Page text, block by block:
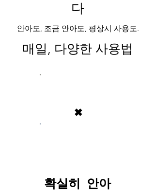
다
안아도, 조금 안아도, 평상시 사용도.
매일, 다양한 사용법
×
확실히 안아